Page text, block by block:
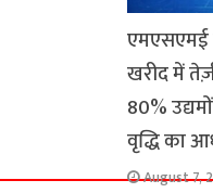
एमएसएमई
खरीद में
80%
वृद्धि का
August 7,